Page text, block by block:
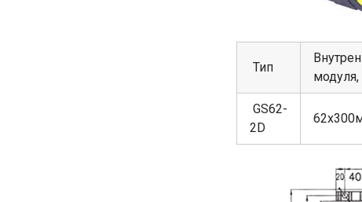
Тип
GS62-
2D